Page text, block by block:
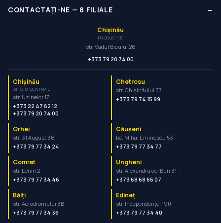
CONTACTAȚI-NE — 8 FILIALE −
Chișinău
PRODUCȚIE
str. Vadul Bicului 26
+373 79 20 74 00
Chișinău
OFICIU CENTRAL
str. Uzinelor 17
+373 22 47 62 12
+373 79 20 74 00
Chetrosu
str. Chișinăului 37
+373 79 74 15 99
Orhei
str. 31 August 36
+373 79 77 34 24
Căușeni
bd. Mihai Eminescu 53
+373 79 77 34 77
Comrat
str. Lenin 2
+373 79 77 34 46
Ungheni
str. Alexandru cel Bun 31
+373 68 68 66 07
Bălți
str. Aerodromului 3B
+373 79 77 34 36
Edineț
str. Independenței 190
+373 79 77 34 40